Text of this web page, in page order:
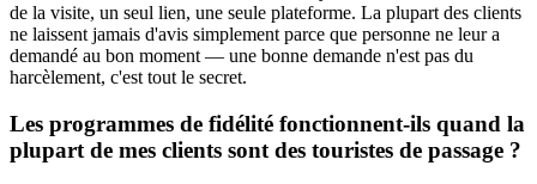
de la visite, un seul lien, une seule plateforme. La plupart des clients
ne laissent jamais d'avis simplement parce que personne ne leur a
demandé au bon moment — une bonne demande n'est pas du
harcèlement, c'est tout le secret.
Les programmes de fidélité fonctionnent-ils quand la
plupart de mes clients sont des touristes de passage ?